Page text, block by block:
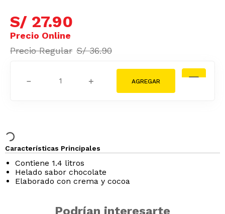
S/ 27.90
S/ 36.90
＋
－
Características Principales
Contiene 1.4 litros
Helado sabor chocolate
Elaborado con crema y cocoa
Podrían interesarte